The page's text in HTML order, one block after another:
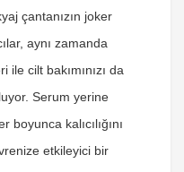
çantanızın joker
aynı zamanda
cilt bakımınızı da
Serum yerine
boyunca kalıcılığını
etkileyici bir